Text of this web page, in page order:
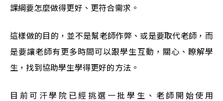
課綱要怎麼做得更好、更符合需求。
這樣做的目的，並不是幫老師作弊、或是要取代老師，而
是要讓老師有更多時間可以跟學生互動，關心、瞭解學
生，找到協助學生學得更好的方法。
目前可汗學院已經挑選一批學生、老師開始使用